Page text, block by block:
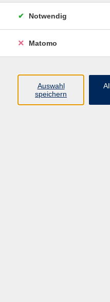
0 Kurse
Keine passenden
Notwendig
Matomo
Auswahl
speichern